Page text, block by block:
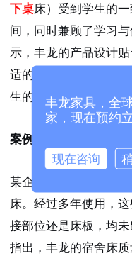
下桌床）受到学生的
间，同时兼顾了学习
示，丰龙的产品设计
适的睡眠区域，也有
生的日常生活。
案例二：企业员工宿
某企业在为新员工配
床。经过多年使用，
接部位还是床板，均
指出，丰龙的宿舍床
丰龙家具，全
家，现在预约
现在咨询